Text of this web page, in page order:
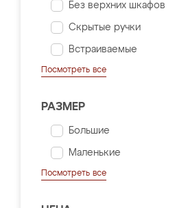
Без верхних шкафов
Скрытые ручки
Встраиваемые
Посмотреть все
РАЗМЕР
Большие
Маленькие
Посмотреть все